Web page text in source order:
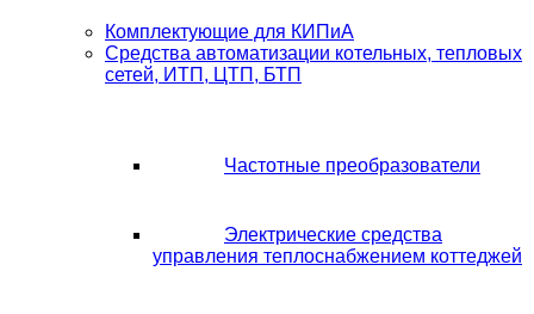
Комплектующие для КИПиА
Средства автоматизации котельных, тепловых
сетей, ИТП, ЦТП, БТП
Частотные преобразователи
Электрические средства
управления теплоснабжением коттеджей